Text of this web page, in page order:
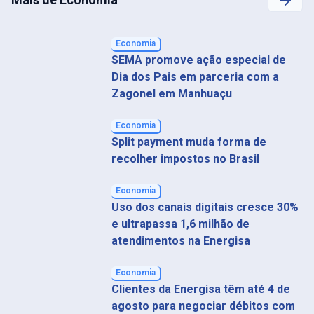
Economia
SEMA promove ação especial de
Dia dos Pais em parceria com a
Zagonel em Manhuaçu
Economia
Split payment muda forma de
recolher impostos no Brasil
Economia
Uso dos canais digitais cresce 30%
e ultrapassa 1,6 milhão de
atendimentos na Energisa
Economia
Clientes da Energisa têm até 4 de
agosto para negociar débitos com